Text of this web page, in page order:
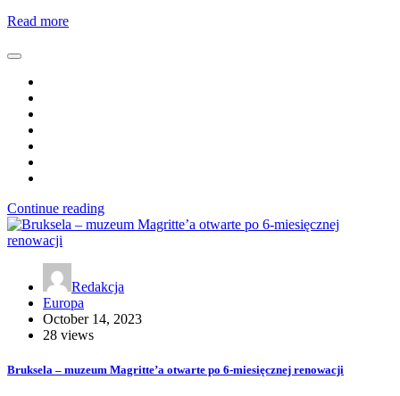
Read more
Continue reading
Redakcja
Europa
October 14, 2023
28 views
Bruksela – muzeum Magritte’a otwarte po 6-miesięcznej renowacji